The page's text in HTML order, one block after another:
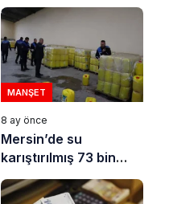
tutuklandı
MANŞET
8 ay önce
Mersin’de su
karıştırılmış 73 bin
litre sıvı yağ ele
geçirildi